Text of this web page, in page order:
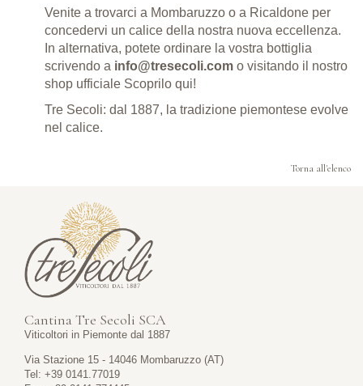
Venite a trovarci a Mombaruzzo o a Ricaldone per
concedervi un calice della nostra nuova eccellenza.
In alternativa, potete ordinare la vostra bottiglia
scrivendo a info@tresecoli.com o visitando il nostro
shop ufficiale Scoprilo qui!
Tre Secoli: dal 1887, la tradizione piemontese evolve
nel calice.
Torna all'elenco
Cantina Tre Secoli SCA
Viticoltori in Piemonte dal 1887
Via Stazione 15 - 14046 Mombaruzzo (AT)
Tel: +39 0141.77019